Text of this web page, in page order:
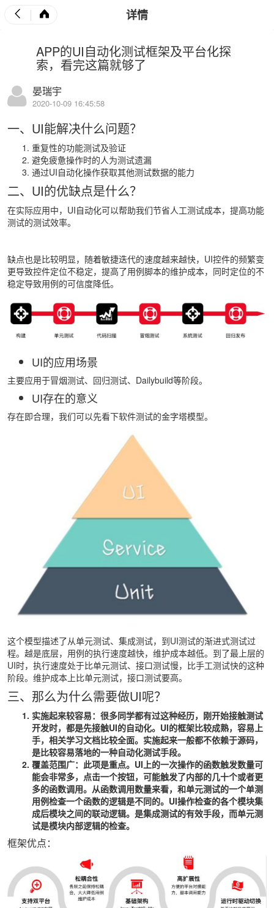
详情
APP的UI自动化测试框架及平台化探
索，看完这篇就够了
晏瑞宇
2020-10-09 16:45:58
一、UI能解决什么问题？
重复性的功能测试及验证
避免疲惫操作时的人为测试遗漏
通过UI自动化操作获取其他测试数据的能力
二、UI的优缺点是什么？
在实际应用中，UI自动化可以帮助我们节省人工测试成本，提高功能
测试的测试效率。
缺点也是比较明显，随着敏捷迭代的速度越来越快，UI控件的频繁变
更导致控件定位不稳定，提高了用例脚本的维护成本，同时定位的不
稳定导致用例的可信度降低。
UI的应用场景
主要应用于冒烟测试、回归测试、Dailybuild等阶段。
UI存在的意义
存在即合理，我们可以先看下软件测试的金字塔模型。
这个模型描述了从单元测试、集成测试，到UI测试的渐进式测试过
程。越是底层，用例的执行速度越快，维护成本越低。到了最上层的
UI时，执行速度处于比单元测试、接口测试慢，比手工测试快的这种
阶段。维护成本上比单元测试，接口测试要高。
三、那么为什么需要做UI呢？
实施起来较容易：很多同学都有过这种经历，刚开始接触测试
开发时，都是先接触UI的自动化。UI的框架比较成熟，容易上
手，相关学习文档比较全面。实施起来一般都不依赖于源码，
是比较容易落地的一种自动化测试手段。
覆盖范围广：此项是重点。UI上的一次操作的函数触发数量可
能会非常多，点击一个按钮，可能触发了内部的几十个或者更
多的函数调用。从函数调用数量来看，和单元测试的一个单测
用例检查一个函数的逻辑是不同的。UI操作检查的各个模块集
成后模块之间的联动逻辑。是集成测试的有效手段，而单元测
试是模块内部逻辑的检查。
框架优点：